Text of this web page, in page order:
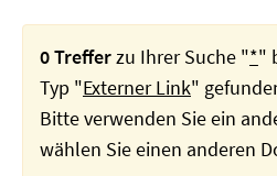
0 Trefferzu Ihrer Suche "*"
Typ "Externer Link"
Bitte verwenden Sie ein
wählen Sie einen anderen